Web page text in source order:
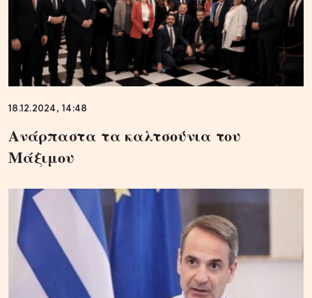
18.12.2024, 14:48
Ανάρπαστα τα καλτσούνια του
Μάξιμου